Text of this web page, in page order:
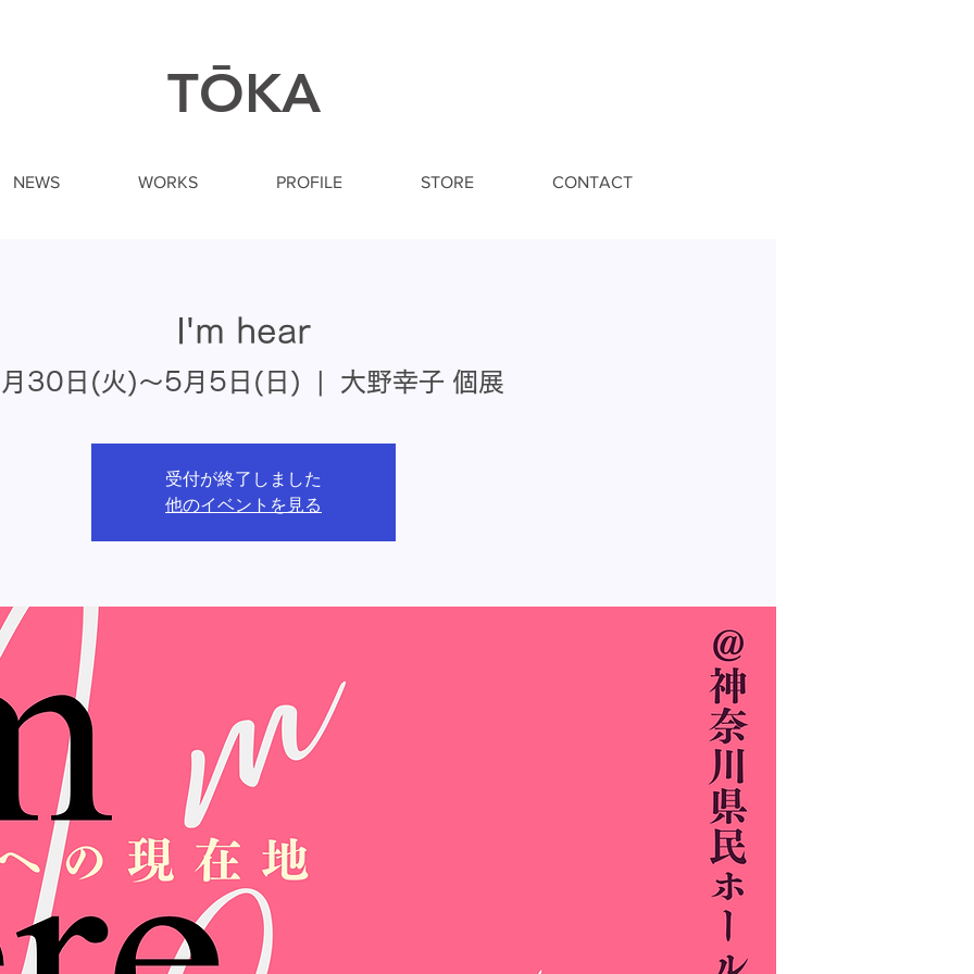
​TŌKA
I'm hear
30日(火)〜5月5日(日) 大野幸子 個展
受付が終了しました
他のイベントを見る
NEWS WORKS PROFILE STORE CONTACT